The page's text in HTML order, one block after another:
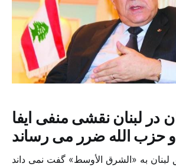
در لبنان نقشی منفی ایفا
حزب الله ضرر می رساند
به «الشرق الأوسط» گفت نمی داند